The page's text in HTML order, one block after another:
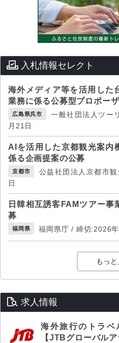
入札情報セレクト
海外メディア等を活用した
業務に係る公募型プロポー
広島県呉市
一般社団法人ツー
月21日
AIを活用した京都観光案内
係る企画提案の公募
京都市
公益社団法人京都市
日
日韓相互誘客FAMツアー
募
福岡県 福岡県庁 / 締切:2026
もっと
求人情報
海外旅行のトラベ
【JTBグローバルア